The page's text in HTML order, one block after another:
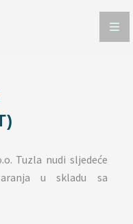
Tuzla nudi sljedeće
u skladu sa